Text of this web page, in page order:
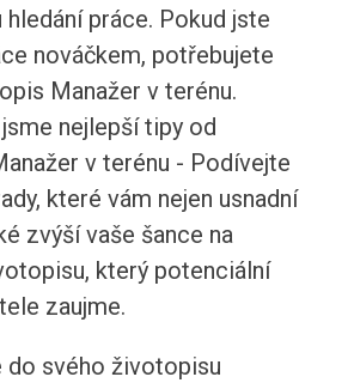
práce. Pokud jste
nováčkem, potřebujete
Manažer v terénu.
nejlepší tipy od
v terénu - Podívejte
které vám nejen usnadní
zvýší vaše šance na
který potenciální
zaujme.
do svého životopisu